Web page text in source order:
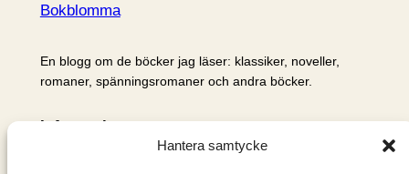
Hantera samtycke
Bokblomma
En blogg om de böcker jag läser: klassiker, noveller,
romaner, spänningsromaner och andra böcker.
Information